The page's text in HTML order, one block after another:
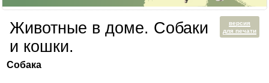
версия
для печати
Животные в доме. Собаки
и кошки.
Собака